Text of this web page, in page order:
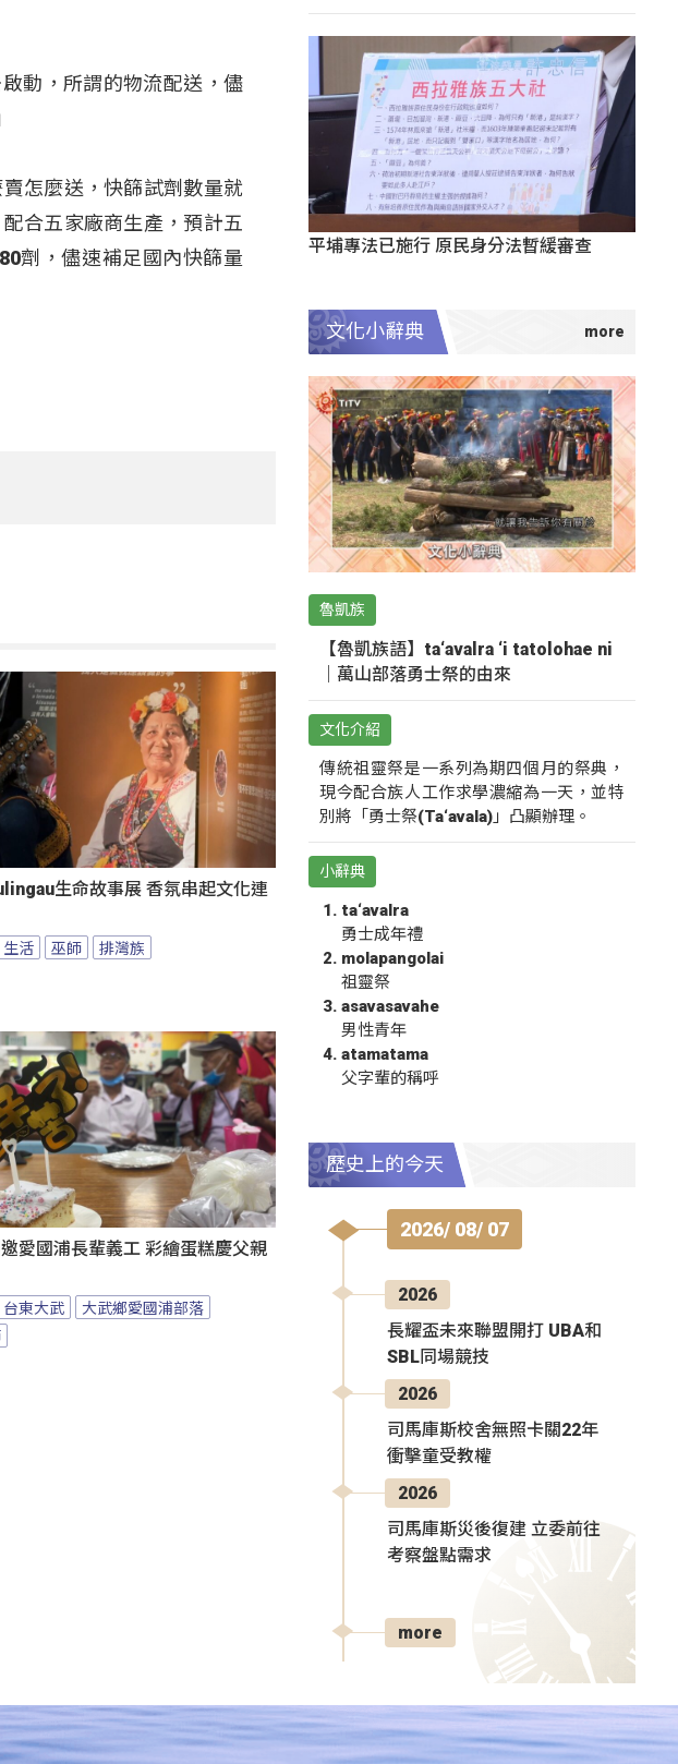
動，所謂的物流配送，儘
怎麼送，快篩試劑數量就
合五家廠商生產，預計五
劑，儘速補足國內快篩量
生命故事展 香氛串起文化連
生活 巫師 排灣族
愛國浦長輩義工 彩繪蛋糕慶父親
台東大武
大武鄉愛國浦部落
平埔專法已施行 原民身分法暫緩審查
文化小辭典
魯凱族
【魯凱族語】ta‘avalra ‘i tatolohae ni
｜萬山部落勇士祭的由來
文化介紹
傳統祖靈祭是一系列為期四個月的祭典，
現今配合族人工作求學濃縮為一天，並特
別將「勇士祭(Ta‘avala)」凸顯辦理。
小辭典
ta‘avalra
勇士成年禮
molapangolai
祖靈祭
asavasavahe
男性青年
atamatama
父字輩的稱呼
歷史上的今天
2026/ 08/ 07
2026
長耀盃未來聯盟開打 UBA和
SBL同場競技
2026
司馬庫斯校舍無照卡關22年
衝擊童受教權
2026
司馬庫斯災後復建 立委前往
考察盤點需求
more